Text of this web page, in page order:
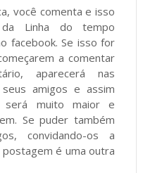
você comenta e isso
da Linha do tempo
facebook. Se isso for
a comentar
aparecerá nas
amigos e assim
será muito maior e
Se puder também
convidando-os a
é uma outra